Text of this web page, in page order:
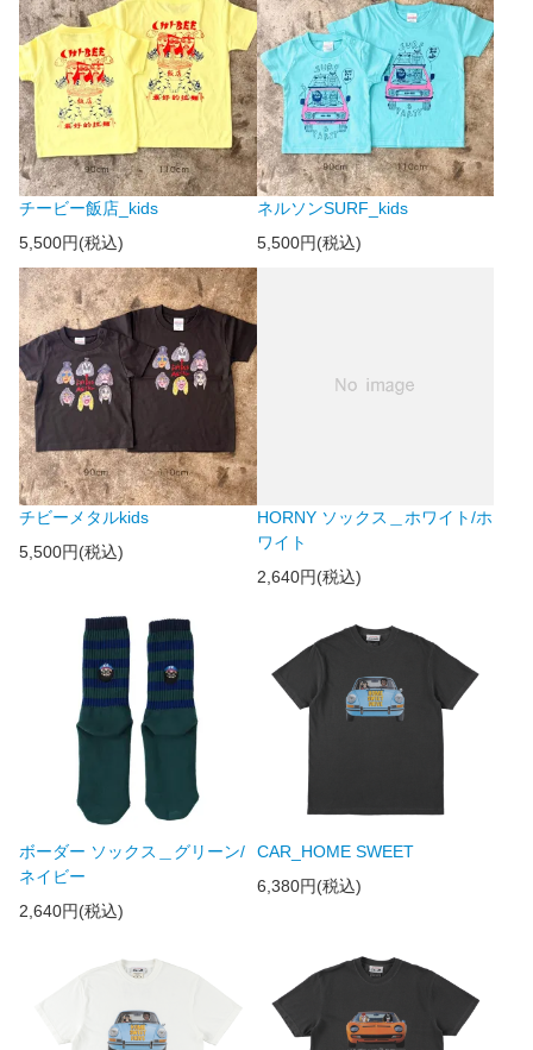
チービー飯店_kids
5,500円(税込)
ネルソンSURF_kids
5,500円(税込)
チビーメタルkids
5,500円(税込)
HORNY ソックス＿ホワイト/ホ
ワイト
2,640円(税込)
ボーダー ソックス＿グリーン/
ネイビー
2,640円(税込)
CAR_HOME SWEET
6,380円(税込)